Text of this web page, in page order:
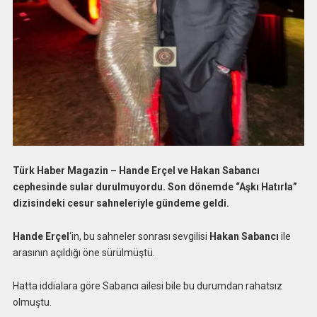
Türk Haber Magazin – Hande Erçel ve Hakan Sabancı
cephesinde sular durulmuyordu. Son dönemde “Aşkı Hatırla”
dizisindeki cesur sahneleriyle gündeme geldi.
Hande Erçel ‘in, bu sahneler sonrası sevgilisi Hakan Sabancı ile
arasının açıldığı öne sürülmüştü.
Hatta iddialara göre Sabancı ailesi bile bu durumdan rahatsız
olmuştu.